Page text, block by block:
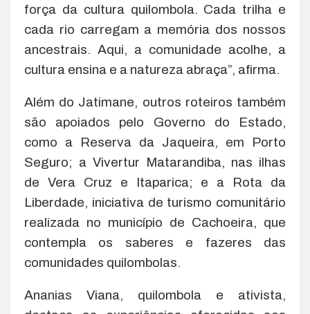
força da cultura quilombola. Cada trilha e
cada rio carregam a memória dos nossos
ancestrais. Aqui, a comunidade acolhe, a
cultura ensina e a natureza abraça”, afirma.
Além do Jatimane, outros roteiros também
são apoiados pelo Governo do Estado,
como a Reserva da Jaqueira, em Porto
Seguro; a Vivertur Matarandiba, nas ilhas
de Vera Cruz e Itaparica; e a Rota da
Liberdade, iniciativa de turismo comunitário
realizada no município de Cachoeira, que
contempla os saberes e fazeres das
comunidades quilombolas.
Ananias Viana, quilombola e ativista,